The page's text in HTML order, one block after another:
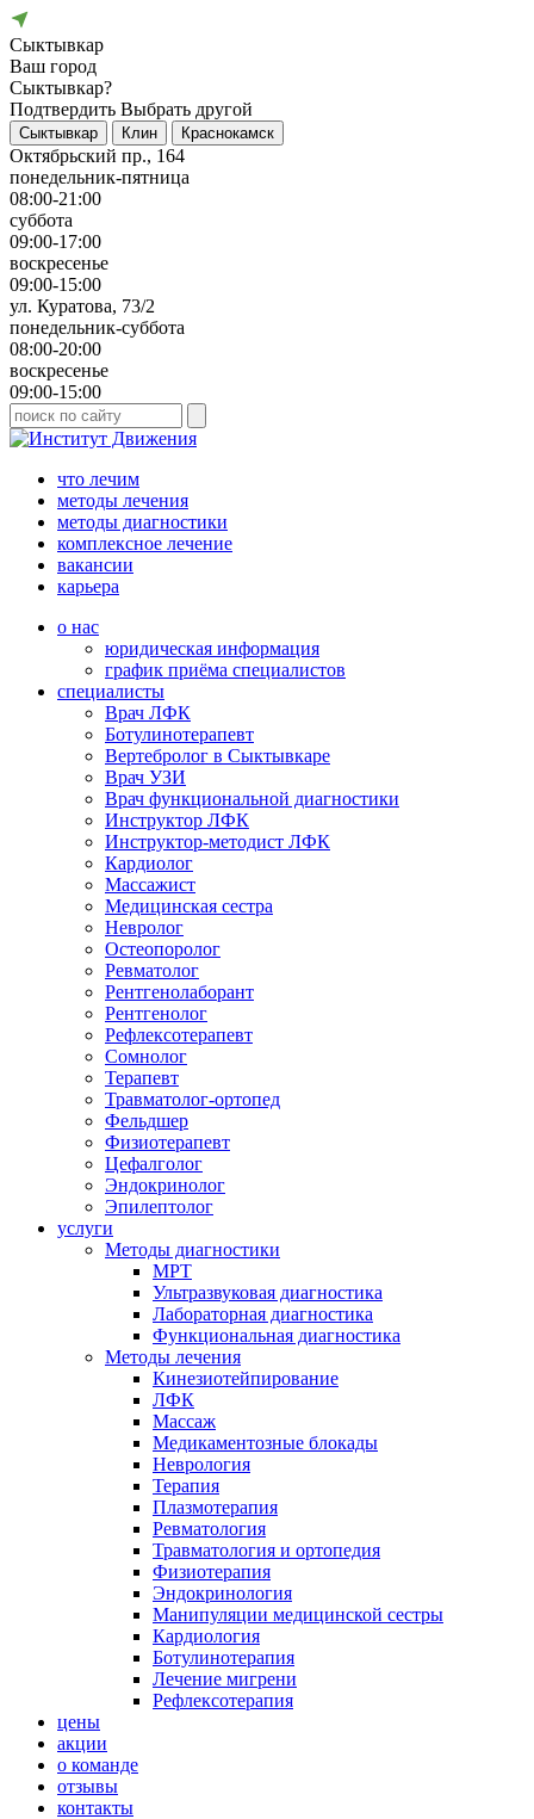
Сыктывкар
Ваш город
Сыктывкар?
Подтвердить Выбрать другой
Сыктывкар Клин Краснокамск
Октябрьский пр., 164
понедельник-пятница
08:00-21:00
суббота
09:00-17:00
воскресенье
09:00-15:00
ул. Куратова, 73/2
понедельник-суббота
08:00-20:00
воскресенье
09:00-15:00
что лечим
методы лечения
методы диагностики
комплексное лечение
вакансии
карьера
о нас
юридическая информация
график приёма специалистов
специалисты
Врач ЛФК
Ботулинотерапевт
Вертебролог в Сыктывкаре
Врач УЗИ
Врач функциональной диагностики
Инструктор ЛФК
Инструктор-методист ЛФК
Кардиолог
Массажист
Медицинская сестра
Невролог
Остеопоролог
Ревматолог
Рентгенолаборант
Рентгенолог
Рефлексотерапевт
Сомнолог
Терапевт
Травматолог-ортопед
Фельдшер
Физиотерапевт
Цефалголог
Эндокринолог
Эпилептолог
услуги
Методы диагностики
МРТ
Ультразвуковая диагностика
Лабораторная диагностика
Функциональная диагностика
Методы лечения
Кинезиотейпирование
ЛФК
Массаж
Медикаментозные блокады
Неврология
Терапия
Плазмотерапия
Ревматология
Травматология и ортопедия
Физиотерапия
Эндокринология
Манипуляции медицинской сестры
Кардиология
Ботулинотерапия
Лечение мигрени
Рефлексотерапия
цены
акции
о команде
отзывы
контакты